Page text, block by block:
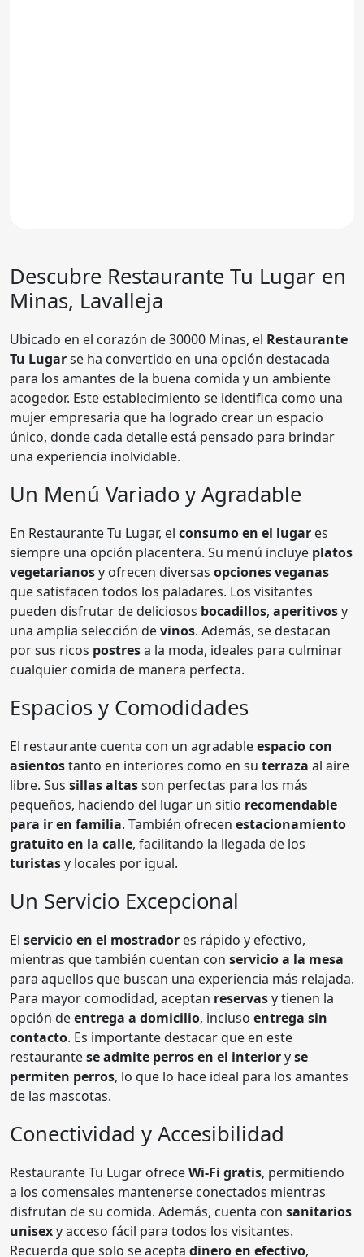
Descubre Restaurante Tu Lugar en
Minas, Lavalleja
Ubicado en el corazón de 30000 Minas, el Restaurante
Tu Lugarse ha convertido en una opción destacada
para los amantes de la buena comida y un ambiente
acogedor. Este establecimiento se identifica como una
mujer empresaria que ha logrado crear un espacio
único, donde cada detalle está pensado para brindar
una experiencia inolvidable.
Un Menú Variado y Agradable
En Restaurante Tu Lugar, el consumo en el lugar es
siempre una opción placentera. Su menú incluye platos
vegetarianosy ofrecen diversas opciones veganas
que satisfacen todos los paladares. Los visitantes
pueden disfrutar de deliciosos bocadillos, aperitivosy
una amplia selección devinos. Además, se destacan
por sus ricos postresa la moda, ideales para culminar
cualquier comida de manera perfecta.
Espacios y Comodidades
El restaurante cuenta con un agradableespacio con
asientostanto en interiores como en su terraza al aire
libre. Sus sillas altasson perfectas para los más
pequeños, haciendo del lugar un sitio recomendable
para ir en familia. También ofrecen estacionamiento
gratuito en la calle, facilitando la llegada de los
turistasy locales por igual.
Un Servicio Excepcional
El servicio en el mostrador es rápido y efectivo,
mientras que también cuentan con servicio a la mesa
para aquellos que buscan una experiencia más relajada.
Para mayor comodidad, aceptan reservasy tienen la
opción deentrega a domicilio, incluso entrega sin
contacto. Es importante destacar que en este
restaurantese admite perros en el interioryse
permiten perros, lo que lo hace ideal para los amantes
de las mascotas.
Conectividad y Accesibilidad
Restaurante Tu Lugar ofreceWi-Fi gratis, permitiendo
a los comensales mantenerse conectados mientras
disfrutan de su comida. Además, cuenta con sanitarios
unisexy acceso fácil para todos los visitantes.
Recuerda que solo se acepta dinero en efectivo,